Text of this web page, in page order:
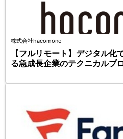
株式会社hacomono
【フルリモート】デジタル
る急成長企業のテクニカルプ